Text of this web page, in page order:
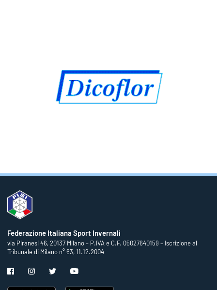
Federazione Italiana Sport Invernali
via Piranesi 46, 20137 Milano – P.IVA e C.F. 05027640159 – Iscrizione al
Tribunale di Milano n° 63, 11.12.2004